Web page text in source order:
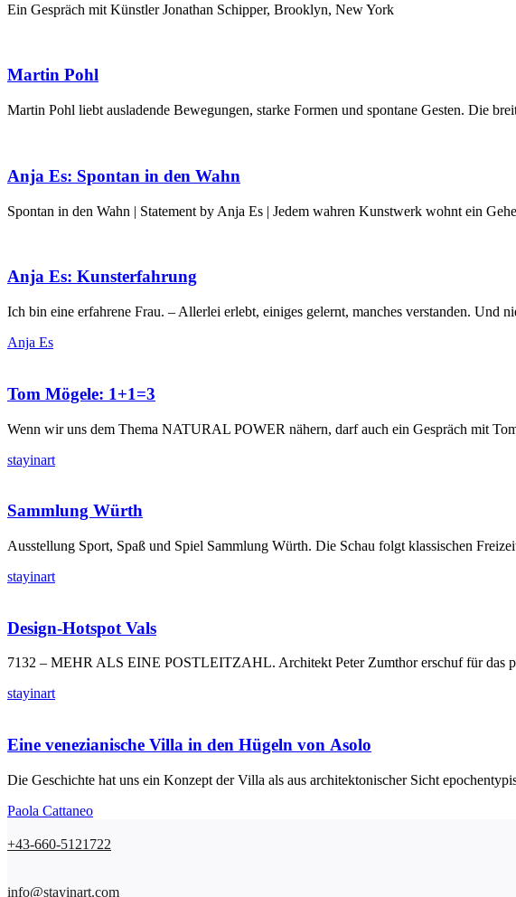
Ein Gespräch mit Künstler Jonathan Schipper, Brooklyn, New York
Martin Pohl
Martin Pohl liebt ausladende Bewegungen, starke Formen und spontane Gesten. Die
Anja Es: Spontan in den Wahn
Spontan in den Wahn | Statement by Anja Es | Jedem wahren Kunstwerk wohnt ein
Anja Es: Kunsterfahrung
Ich bin eine erfahrene Frau. – Allerlei erlebt, einiges gelernt, manches verstanden. Und
Anja Es
Tom Mögele: 1+1=3
Wenn wir uns dem Thema NATURAL POWER nähern, darf auch ein Gespräch mit
stayinart
Sammlung Würth
Ausstellung Sport, Spaß und Spiel Sammlung Würth. Die Schau folgt klassischen
stayinart
Design-Hotspot Vals
7132 – MEHR ALS EINE POSTLEITZAHL. Architekt Peter Zumthor erschuf für das
stayinart
Eine venezianische Villa in den Hügeln von Asolo
Die Geschichte hat uns ein Konzept der Villa als aus architektonischer Sicht
Paola Cattaneo
+43-660-5121722
info@stayinart.com